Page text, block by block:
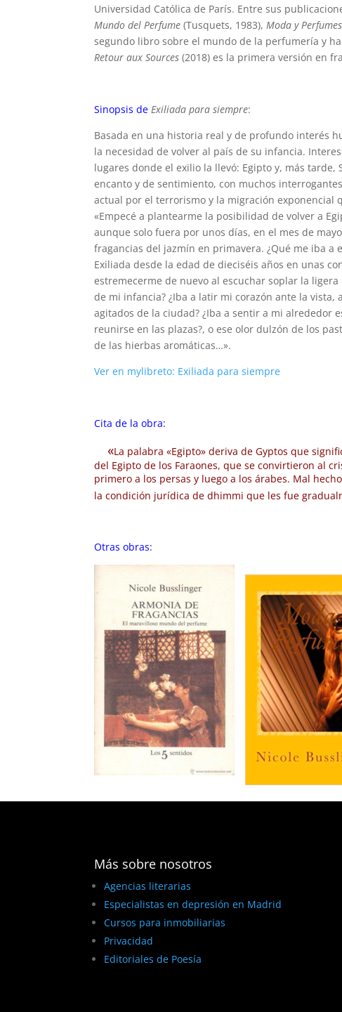
Universidad Católica de París. Entre sus
Mundo del Perfume (Tusquets, 1983), Moda y Perfumes
segundo libro sobre el mundo de la perfumería y
Retour aux Sources (2018) es la primera versión en
Sinopsis de Exiliada para siempre:
Basada en una historia real y de profundo interés
la necesidad de volver al país de su infancia.
lugares donde el exilio la llevó: Egipto y, más tarde,
encanto y de sentimiento, con muchos
actual por el terrorismo y la migración exponencial
«Empecé a plantearme la posibilidad de volver a
aunque solo fuera por unos días, en el mes de
fragancias del jazmín en primavera. ¿Qué me iba a
Exiliada desde la edad de dieciséis años en unas
estremecerme de nuevo al escuchar soplar la
de mi infancia? ¿Iba a latir mi corazón ante la vista,
agitados de la ciudad? ¿Iba a sentir a mi alrededor
reunirse en las plazas?, o ese olor dulzón de los
de las hierbas aromáticas…».
Ver en mylibreto: Exiliada para siempre
Cita de la obra:
«La palabra «Egipto» deriva de Gyptos que
del Egipto de los Faraones, que se convirtieron al
primero a los persas y luego a los árabes. Mal
la condición jurídica dedhimmi que les fue
Otras obras:
Más sobre nosotros
Agencias literarias
Especialistas en depresión en Madrid
Cursos para inmobiliarias
Privacidad
Editoriales de Poesía